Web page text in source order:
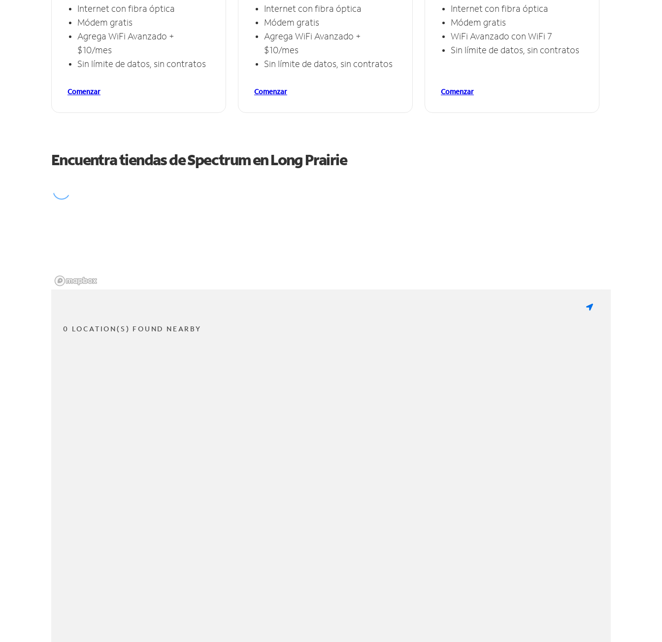
Internet con fibra óptica
Módem gratis
Agrega WiFi Avanzado +
$10/mes
Sin límite de datos, sin contratos
Comenzar
Internet con fibra óptica
Módem gratis
Agrega WiFi Avanzado +
$10/mes
Sin límite de datos, sin contratos
Comenzar
Internet con fibra óptica
Módem gratis
WiFi Avanzado con WiFi 7
Sin límite de datos, sin contratos
Comenzar
Encuentra tiendas de Spectrum enLong Prairie
0 LOCATION(S) FOUND NEARBY